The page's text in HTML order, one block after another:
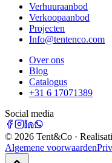
Verhuuraanbod
Verkoopaanbod
Projecten
Info@tentenco.com
Over ons
Blog
Catalogus
+31 6 17071389
Social media
© 2026 Tent&Co ·
Algemene voorwaarden